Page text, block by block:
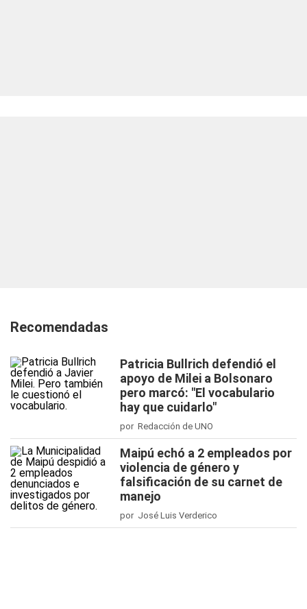
Recomendadas
Patricia Bullrich defendió el
apoyo de Milei a Bolsonaro
pero marcó: "El vocabulario
hay que cuidarlo"
por Redacción de UNO
Maipú echó a 2 empleados por
violencia de género y
falsificación de su carnet de
manejo
por José Luis Verderico